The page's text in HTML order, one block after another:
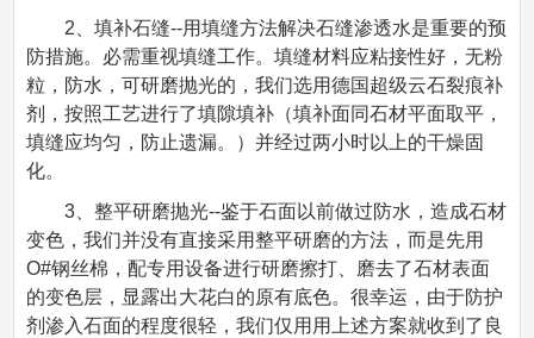
2、填补石缝--用填缝方法解决石缝渗透水是重要的预
防措施。必需重视填缝工作。填缝材料应粘接性好，无粉
粒，防水，可研磨抛光的，我们选用德国超级云石裂痕补
剂，按照工艺进行了填隙填补（填补面同石材平面取平，
填缝应均匀，防止遗漏。）并经过两小时以上的干燥固
化。
3、整平研磨抛光--鉴于石面以前做过防水，造成石材
变色，我们并没有直接采用整平研磨的方法，而是先用
O#钢丝棉，配专用设备进行研磨擦打、磨去了石材表面
的变色层，显露出大花白的原有底色。很幸运，由于防护
剂渗入石面的程度很轻，我们仅用用上述方案就收到了良